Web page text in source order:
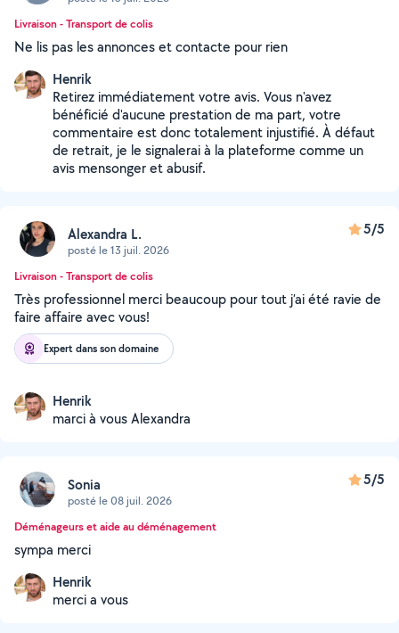
Livraison - Transport de colis
Ne lis pas les annonces et contacte pour rien
Henrik
Retirez immédiatement votre avis. Vous n'avez
bénéficié d'aucune prestation de ma part, votre
commentaire est donc totalement injustifié. À défaut
de retrait, je le signalerai à la plateforme comme un
avis mensonger et abusif.
Alexandra L.
posté le 13 juil. 2026
5/5
Livraison - Transport de colis
Très professionnel merci beaucoup pour tout j’ai été ravie de
faire affaire avec vous!
Expert dans son domaine
Henrik
marci à vous Alexandra
Sonia
posté le 08 juil. 2026
5/5
Déménageurs et aide au déménagement
sympa merci
Henrik
merci a vous